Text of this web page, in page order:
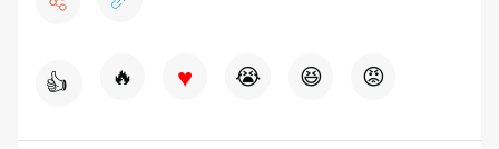
👍 🔥 ♥ 😭 😆 😡